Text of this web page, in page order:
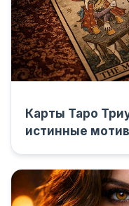
Карты Таро
истинные